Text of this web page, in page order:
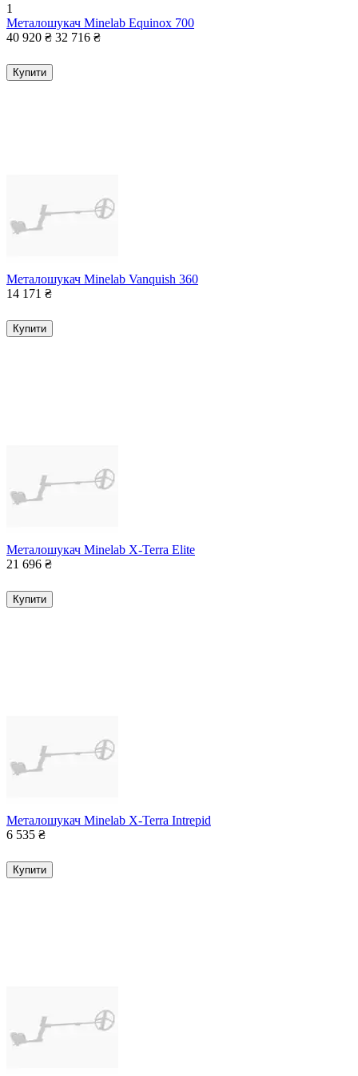
1
Металошукач Minelab Equinox 700
40 920 ₴ 32 716 ₴
Купити
Металошукач Minelab Vanquish 360
14 171 ₴
Купити
Металошукач Minelab X-Terra Elite
21 696 ₴
Купити
Металошукач Minelab X-Terra Intrepid
6 535 ₴
Купити